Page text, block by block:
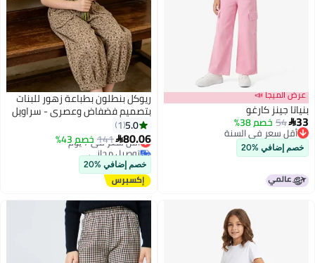
عرض الميجا 📣
بنياتا جينز كارغو
33
54خصم 38%
أقل سعر في السنة
أقل سعر في السنة
خصم إضافي %20 17
ريوكل بنطلون بطباعة زهور للبنات
بتصميم فضفاض وعصري - سراويل
كاجوال بحزام مرن للارتداء في فصل
الخريف
5.0
1
80.06
141 خصم 43%أقل سعر في 7 يوم
توصيل مجاني
أقل سعر في 7 يوم
خصم إضافي %20